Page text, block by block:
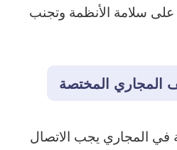
سلامة الأنظمة وتجنب
المجاري المختصة
المجاري يجب الاتصال